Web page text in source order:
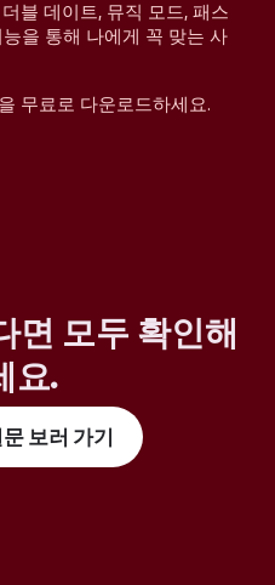
블 데이트, 뮤직 모드, 패스
을 통해 나에게 꼭 맞는 사
무료로 다운로드하세요.
면 모두 확인해
요.
보러 가기